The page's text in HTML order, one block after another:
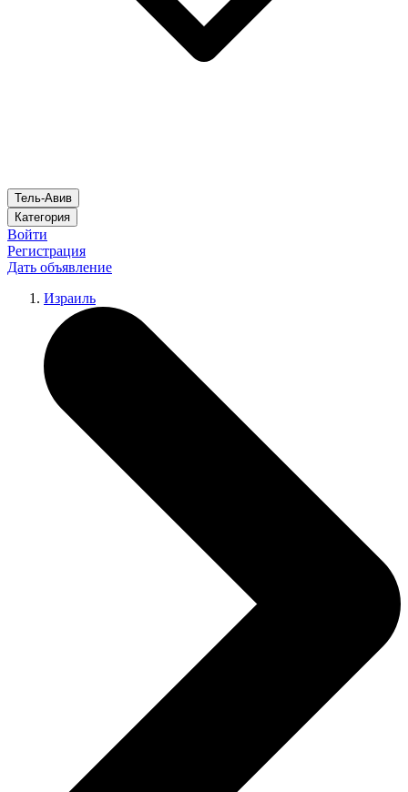
Тель-Авив
Категория
Войти
Регистрация
Дать объявление
Израиль